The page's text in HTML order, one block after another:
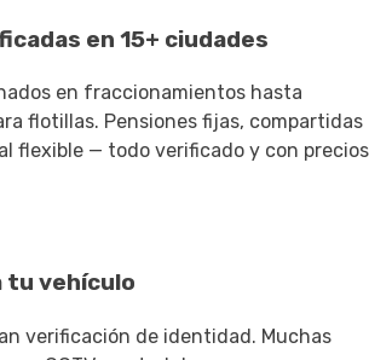
en 15+ ciudades
en fraccionamientos hasta
flotillas. Pensiones fijas, compartidas
flexible — todo verificado y con precios
tu vehículo
verificación de identidad. Muchas